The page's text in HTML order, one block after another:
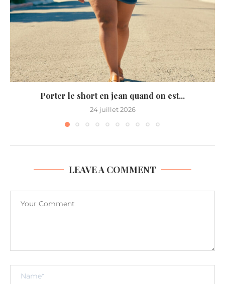
Porter le short en jean quand on est...
24 juillet 2026
LEAVE A COMMENT